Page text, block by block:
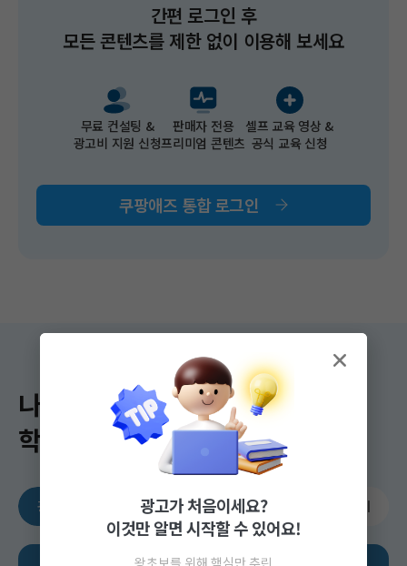
간편 로그인 후​
모든 콘텐츠를 제한 없이 이용해 보세요​
무료 컨설팅 &​
광고비 지원 신청​
판매자 전용
프리미엄 콘텐츠
셀프 교육 영상 &
공식 교육 신청
쿠팡애즈 통합 로그인
나에게 딱 맞는
학습 콘텐츠를 만나 보세요!​
광고가 처음이라면 광고 기초 다지기 광고 전략 세우기
광고가 처음이세요?
이것만 알면 시작할 수 있어요!
왕초보를 위해 핵심만 추린